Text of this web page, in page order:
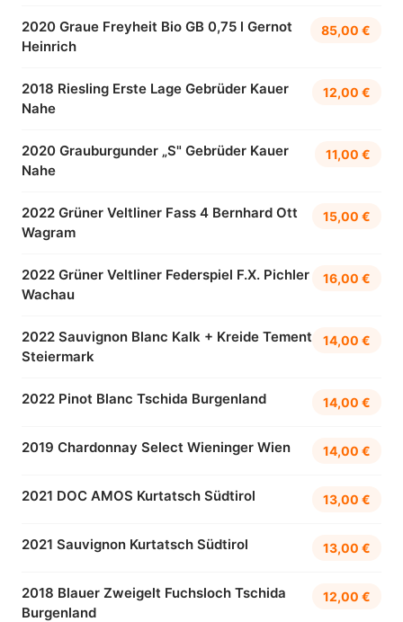
2020 Graue Freyheit Bio GB 0,75 l Gernot
Heinrich
85,00 €
2018 Riesling Erste Lage Gebrüder Kauer
Nahe
12,00 €
2020 Grauburgunder „S" Gebrüder Kauer
Nahe
11,00 €
2022 Grüner Veltliner Fass 4 Bernhard Ott
Wagram
15,00 €
2022 Grüner Veltliner Federspiel F.X. Pichler
Wachau
16,00 €
2022 Sauvignon Blanc Kalk + Kreide Tement
Steiermark
14,00 €
2022 Pinot Blanc Tschida Burgenland 14,00 €
2019 Chardonnay Select Wieninger Wien 14,00 €
2021 DOC AMOS Kurtatsch Südtirol 13,00 €
2021 Sauvignon Kurtatsch Südtirol 13,00 €
2018 Blauer Zweigelt Fuchsloch Tschida
Burgenland
12,00 €